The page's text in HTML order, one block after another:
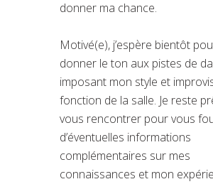
donner ma chance.
Motivé(e), j’espère bientôt
donner le ton aux pistes de
imposant mon style et
fonction de la salle. Je reste
vous rencontrer pour vous
d’éventuelles informations
complémentaires sur mes
connaissances et mon